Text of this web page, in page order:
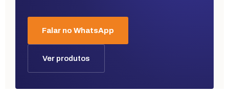
Falar no WhatsApp
Ver produtos